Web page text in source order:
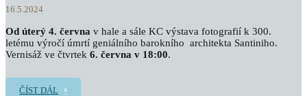
16.5.2024
Od úterý 4. června v hale a sále KC výstava fotografií k 300.
letému výročí úmrtí geniálního barokního architekta Santiniho.
Vernisáž ve čtvrtek 6. června v 18:00.
ČÍST DÁL